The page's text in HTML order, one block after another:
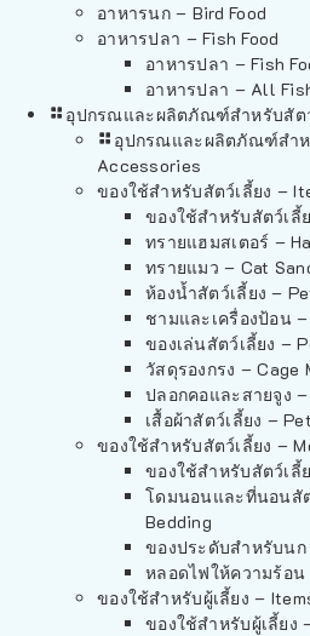
อาหารนก – Bird Food
อาหารปลา – Fish Food
อาหารปลา – Fish
อาหารปลา – All
อุปกรณและผลิตภัณฑ์สำหรับสัต
อุปกรณและผลิตภัณฑ์สำห
Accessories
ของใช้สำหรับสัตว์เลี้ยง –
ของใช้สำหรับสัตว์เลี้
ทรายแฮมสเตอร์ –
ทรายแมว – Cat
ห้องน้ำสัตว์เลี้ยง –
ชามและเครื่องป้อน
ของเล่นสัตว์เลี้ยง –
วัสดุรองกรง – Cage
ปลอกคอและสายจูง
เสื้อผ้าสัตว์เลี้ยง –
ของใช้สำหรับสัตว์เลี้ยง –
ของใช้สำหรับสัตว์เลี้
โดมนอนและที่นอนสั
Bedding
ของประดับสำหรับน
หลอดไฟให้ความร้อ
ของใช้สำหรับผู้เลี้ยง –
ของใช้สำหรับผู้เลี้ยง